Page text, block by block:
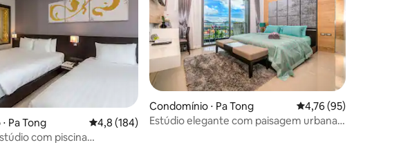
Pa Tong 4,8 de uma avaliação média de 5, 184 avaliações
4,8 (184)
com piscina
Condomínio ⋅ Pa Tong 4,76 de uma
4,76 (95)
Estúdio elegante com paisagem urbana